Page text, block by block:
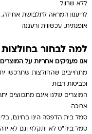
ללא שרוול
לריענון המראה לתלבושת
אופנתית, עכשווית ורעננה
למה לבחור
אנו מעניקים אחריות על המוצרים
מתחייבים שהחולצות שתרכשו
וכביסות רבות
המוצרים שלנו אינם מתכווצים
ארוכה
סמל בית הדפסה הינו בחינם, בלי
סמל ביה”ס לא יתקלף וגם לא